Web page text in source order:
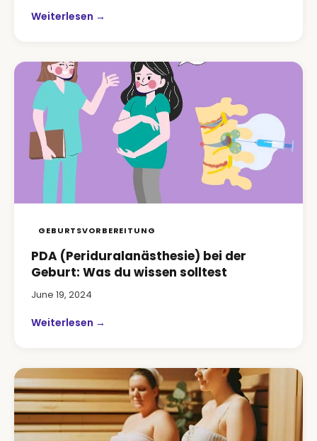
Weiterlesen →
GEBURTSVORBEREITUNG
PDA (Periduralanästhesie) bei der
Geburt: Was du wissen solltest
June 19, 2024
Weiterlesen →